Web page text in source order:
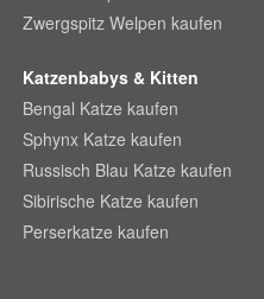
Zwergspitz Welpen kaufen
Katzenbabys & Kitten
Bengal Katze kaufen
Sphynx Katze kaufen
Russisch Blau Katze kaufen
Sibirische Katze kaufen
Perserkatze kaufen